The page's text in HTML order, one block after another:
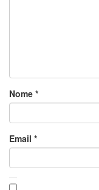
Nome *
Email *